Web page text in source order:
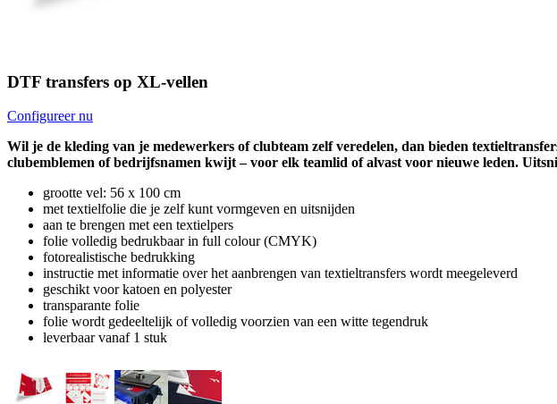
DTF transfers op XL-vellen
Configureer nu
Wil je de kleding van je medewerkers of clubteam zelf veredelen, dan bieden
clubemblemen of bedrijfsnamen kwijt – voor elk teamlid of alvast voor nieuwe leden.
grootte vel: 56 x 100 cm
met textielfolie die je zelf kunt vormgeven en uitsnijden
aan te brengen met een textielpers
folie volledig bedrukbaar in full colour (CMYK)
fotorealistische bedrukking
instructie met informatie over het aanbrengen van textieltransfers wordt meegeleverd
geschikt voor katoen en polyester
transparante folie
folie wordt gedeeltelijk of volledig voorzien van een witte tegendruk
leverbaar vanaf 1 stuk